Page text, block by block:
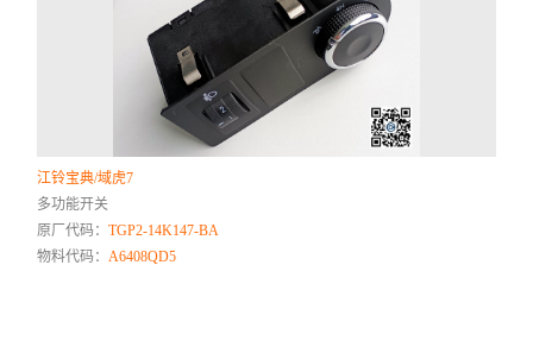
江铃宝典/域虎7
多功能开关
原厂代码：TGP2-14K147-BA
物料代码：A6408QD5